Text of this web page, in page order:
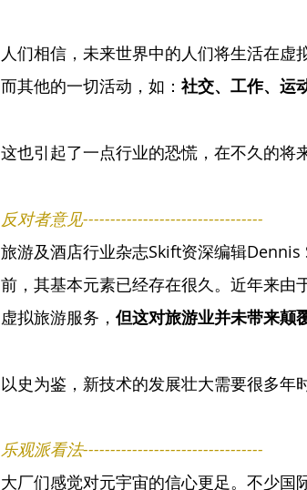
人们相信，未来世界中的人们将生活在虚
而其他的一切活动，如： 社交、工作、运
这也引起了一点行业的恐慌，在不久的将
反对者意见---------------------------------
旅游及酒店行业杂志Skift资深编辑Dennis
前，其基本元素已经存在很久。近年来
虚拟旅游服务， 但这对旅游业并未带来颠
以史为鉴，新技术的发展壮大需要很多年
乐观派看法---------------------------------
大厂们感觉对元宇宙的信心更足。不少国